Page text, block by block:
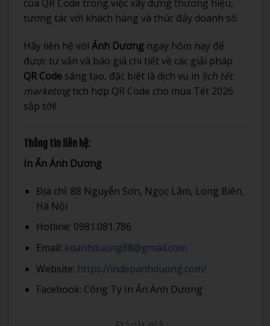
của QR Code trong việc xây dựng thương hiệu,
tương tác với khách hàng và thúc đẩy doanh số.
Hãy liên hệ với Ánh Dương ngay hôm nay để
được tư vấn và báo giá chi tiết về các giải pháp
QR Code sáng tạo, đặc biệt là dịch vụ in lịch tết
marketingtích hợp QR Code cho mùa Tết 2026
sắp tới!
Thông tin liên hệ:
In Ấn Ánh Dương
Địa chỉ: 88 Nguyễn Sơn, Ngọc Lâm, Long Biên,
Hà Nội
Hotline: 0981.081.786
Email: kdanhduong88@gmail.com
Website: https://indepanhduong.com/
Facebook: Công Ty In Ấn Ánh Dương